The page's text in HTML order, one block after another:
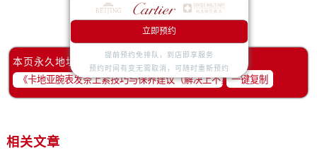
赞一下 去提问
本页永久地址：
一键复制
相关文章
立即预约
提前预约免排队，到店即享服务
预约时间有变无需取消，可随时重新预约